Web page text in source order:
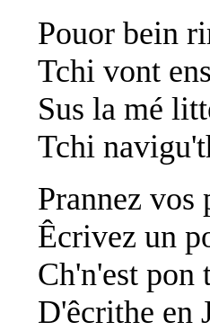
Pouor bein
Tchi vont
Sus la mé
Tchi
Prannez vos
Êcrivez un
Ch'n'est
D'êcrithe en